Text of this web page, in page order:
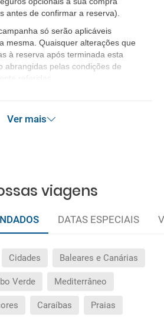
antes de confirmar a reserva).
só serão aplicáveis
mesma. Quaisquer alterações que
à reserva após terminada esta
abrangidas pelas condições de
referidas.
Ver mais
viagens
DATAS ESPECIAIS
Cidades Baleares e Canárias
Verde Mediterrâneo
Caraíbas Praias